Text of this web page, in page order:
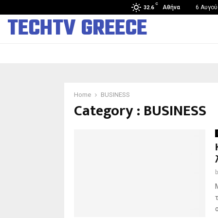
32.6
C
Αθήνα 6
Άνοιξε στην Κίνα το πρώτο κατάστημα ανθρωποειδών…
TECHTV GREECE
Home BUSINESS
Category : BUSINESS